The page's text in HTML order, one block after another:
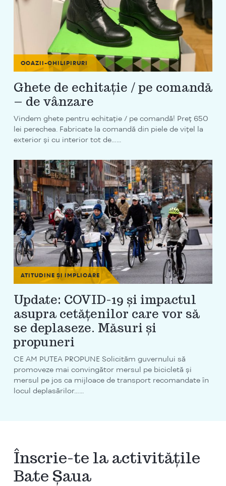
OCAZII-CHILIPIRURI
Ghete de echitație / pe comandă
– de vânzare
Vindem ghete pentru echitație / pe comandă! Preț 650
lei perechea. Fabricate la comandă din piele de vițel la
exterior și cu interior tot de…...
ATITUDINE ȘI IMPLICARE
Update: COVID-19 și impactul
asupra cetățenilor care vor să
se deplaseze. Măsuri și
propuneri
CE AM PUTEA PROPUNE Solicităm guvernului să
promoveze mai convingător mersul pe bicicletă și
mersul pe jos ca mijloace de transport recomandate în
locul deplasărilor…...
Înscrie-te la activitățile
Bate Șaua